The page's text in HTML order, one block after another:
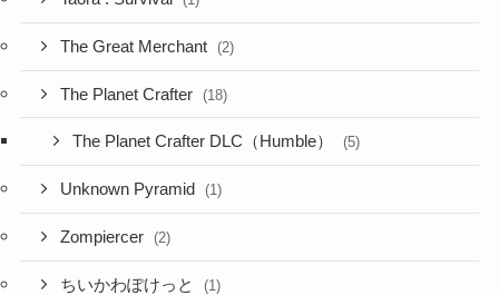
The Great Merchant (2)
The Planet Crafter (18)
The Planet Crafter DLC（Humble） (5)
Unknown Pyramid (1)
Zompiercer (2)
ちいかわぽけっと (1)